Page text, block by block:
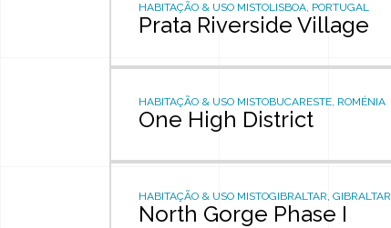
HABITAÇÃO & USO MISTOLISBOA, PORTUGAL
Prata Riverside Village
HABITAÇÃO & USO MISTOBUCARESTE, ROMÉNIA
One High District
HABITAÇÃO & USO MISTOGIBRALTAR, GIBRALTAR
North Gorge Phase I